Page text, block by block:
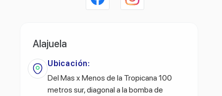
Alajuela
Ubicación:
Del Mas x Menos de la Tropicana 100
metros sur, diagonal a la bomba de